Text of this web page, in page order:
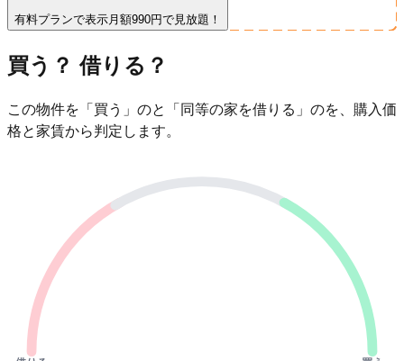
有料プランで表示 月額990円で見放題！
買う？ 借りる？
この物件を「買う」のと「同等の家を借りる」のを、購入価
格と家賃から判定します。